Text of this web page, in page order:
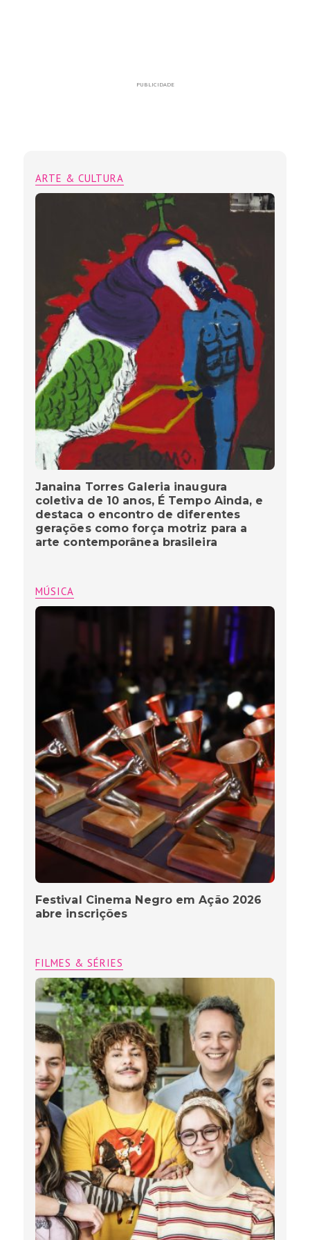
PUBLICIDADE
ARTE & CULTURA
Janaina Torres Galeria inaugura
coletiva de 10 anos, É Tempo Ainda, e
destaca o encontro de diferentes
gerações como força motriz para a
arte contemporânea brasileira
MÚSICA
Festival Cinema Negro em Ação 2026
abre inscrições
FILMES & SÉRIES